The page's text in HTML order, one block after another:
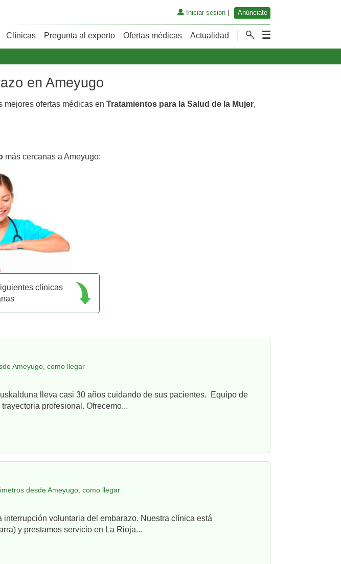
Iniciar sesión| Anúnciate
Clínicas Pregunta al experto Ofertas médicas Actualidad
en Ameyugo
mejores ofertas médicas en Tratamientos para la Salud de la Mujer,
más cercanas a Ameyugo:
clínicas
Ameyugo, como llegar
lleva casi 30 años cuidando de sus pacientes. Equipo de
profesional. Ofrecemo...
desde Ameyugo, como llegar
interrupción voluntaria del embarazo. Nuestra clínica está
y prestamos servicio en La Rioja...